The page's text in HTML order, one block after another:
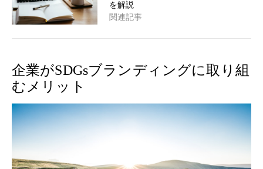
を解説
関連記事
企業がSDGsブランディングに取り組
むメリット